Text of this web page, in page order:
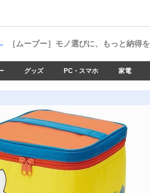
［ムーブー］ モノ選びに、もっと納得を
グッズ PC・スマホ 家電